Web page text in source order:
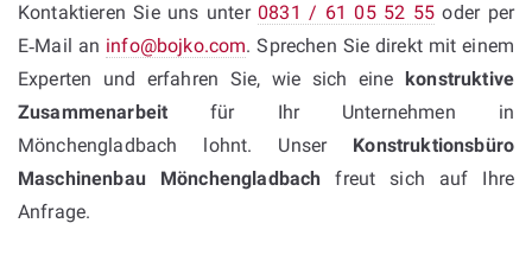
Kontaktieren Sie uns unter0831 / 61 05 52 55 oder per
E‑Mail an info@bojko.com. Sprechen Sie direkt mit einem
Experten und erfahren Sie, wie sich eine
konstruktive
Zusammenarbeit für Ihr Unternehmen in
Mönchengladbach lohnt. Unser Konstruktionsbüro
Maschinenbau Mönchengladbach freut sich auf Ihre
Anfrage.